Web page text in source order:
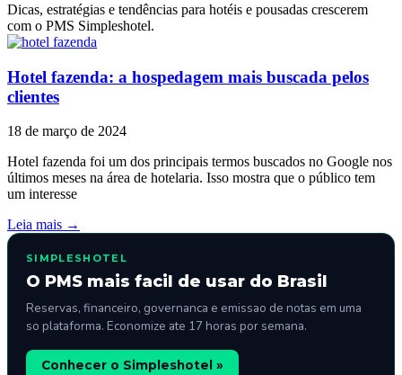
Dicas, estratégias e tendências para hotéis e pousadas crescerem
com o PMS Simpleshotel.
Hotel fazenda: a hospedagem mais buscada pelos
clientes
18 de março de 2024
Hotel fazenda foi um dos principais termos buscados no Google nos
últimos meses na área de hotelaria. Isso mostra que o público tem
um interesse
Leia mais →
SIMPLESHOTEL
O PMS mais facil de usar do Brasil
Reservas, financeiro, governanca e emissao de notas em uma
so plataforma. Economize ate 17 horas por semana.
Conhecer o Simpleshotel »